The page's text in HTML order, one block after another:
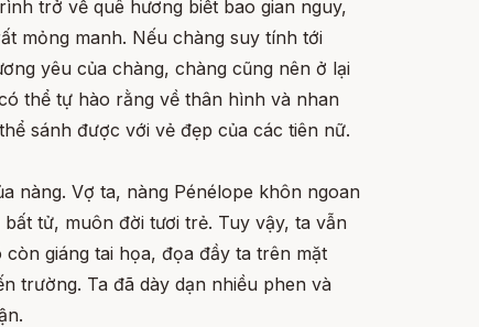
trở về quê hương biết bao gian nguy,
mỏng manh. Nếu chàng suy tính tới
yêu của chàng, chàng cũng nên ở lại
thể tự hào rằng về thân hình và nhan
sánh được với vẻ đẹp của các tiên nữ.
nàng. Vợ ta, nàng Pénélope khôn ngoan
tử, muôn đời tươi trẻ. Tuy vậy, ta vẫn
giáng tai họa, đọa đầy ta trên mặt
trường. Ta đã dày dạn nhiều phen và